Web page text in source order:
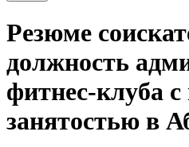
Резюме
должность
фитнес-клуба
занятостью в